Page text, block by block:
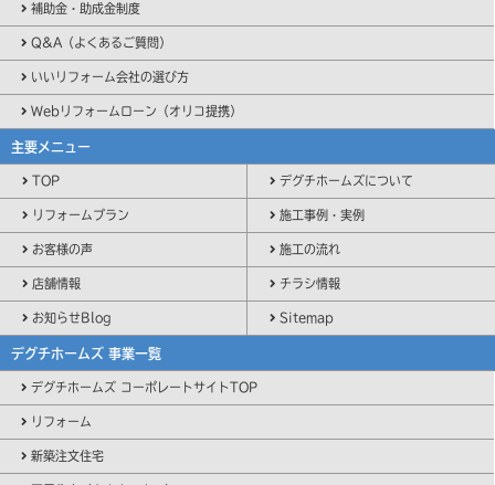
補助金・助成金制度
Q&A（よくあるご質問）
いいリフォーム会社の選び方
Webリフォームローン（オリコ提携）
主要メニュー
TOP デグチホームズについて
リフォームプラン 施工事例・実例
お客様の声 施工の流れ
店舗情報 チラシ情報
お知らせBlog Sitemap
デグチホームズ 事業一覧
デグチホームズ コーポレートサイトTOP
リフォーム
新築注文住宅